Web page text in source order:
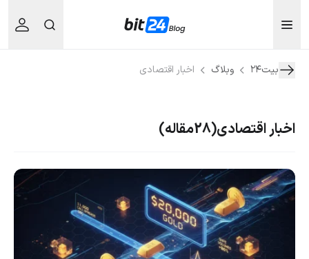
بیت۲۴ وبلاگ اخبار اقتصادی
اخبار اقتصادی(28مقاله)